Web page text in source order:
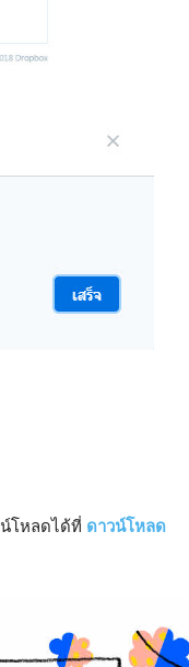
โหลดได้ที่ ดาวน์โหลด